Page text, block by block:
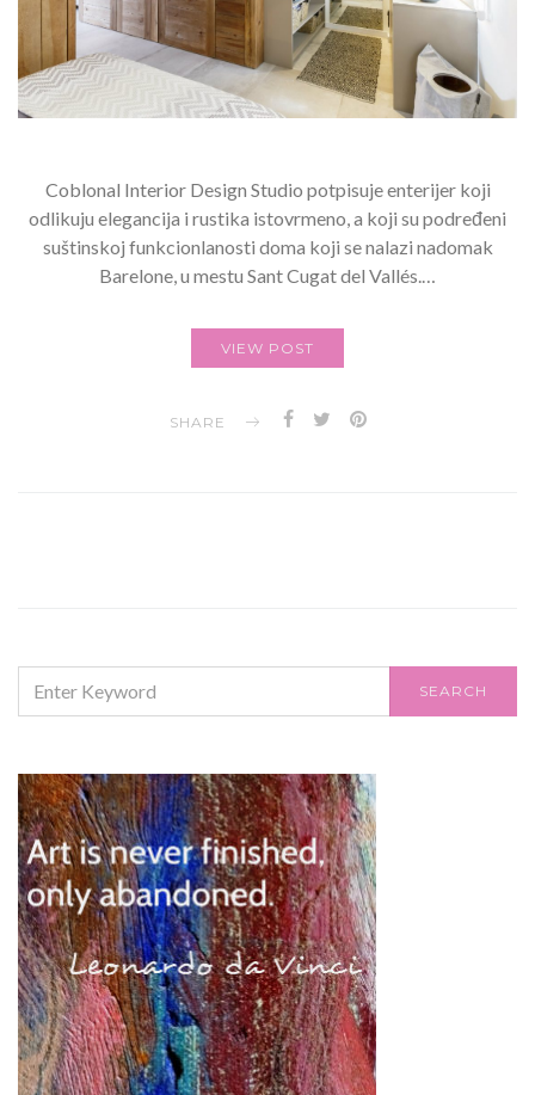
Coblonal Interior Design Studio potpisuje enterijer koji
odlikuju elegancija i rustika istovrmeno, a koji su podređeni
suštinskoj funkcionlanosti doma koji se nalazi nadomak
Barelone, u mestu Sant Cugat del Vallés.…
VIEW POST
SHARE
FOR:
SEARCH